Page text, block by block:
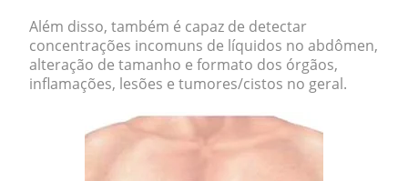
Além disso, também é capaz de detectar
concentrações incomuns de líquidos no abdômen,
alteração de tamanho e formato dos órgãos,
inflamações, lesões e tumores/cistos no geral.